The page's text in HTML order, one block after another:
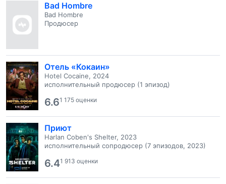
Bad Hombre
Bad Hombre
Продюсер
Отель «Кокаин»
Hotel Cocaine, 2024
исполнительный продюсер (1 эпизод)
6.61 175 оценки
Приют
Harlan Coben's Shelter, 2023
исполнительный сопродюсер (7 эпизодов, 2023)
6.41 913 оценки